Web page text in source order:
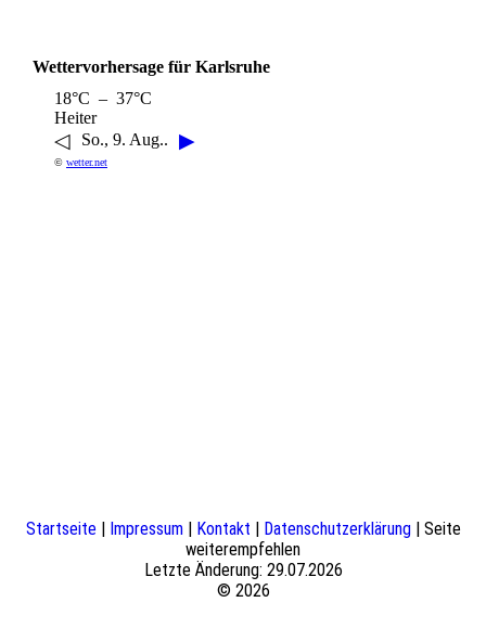
Wettervorhersage für Karlsruhe
18°C – 37°C
Heiter
◁ So., 9. Aug.. ▶
© wetter.net
Startseite| Impressum| Kontakt | Datenschutzerklärung| Seite
weiterempfehlen
Letzte Änderung: 29.07.2026
© 2026